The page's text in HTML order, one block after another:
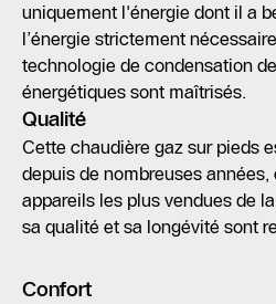
uniquement l'énergie dont il a
l’énergie strictement
technologie de condensation
énergétiques sont maîtrisés.
Qualité
Cette chaudière gaz sur pieds
depuis de nombreuses
appareils les plus vendues de
sa qualité et sa longévité sont
Confort